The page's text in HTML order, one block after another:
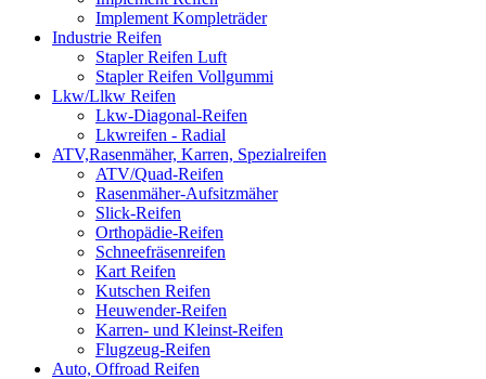
Implement Kompleträder
Industrie Reifen
Stapler Reifen Luft
Stapler Reifen Vollgummi
Lkw/Llkw Reifen
Lkw-Diagonal-Reifen
Lkwreifen - Radial
ATV,Rasenmäher, Karren, Spezialreifen
ATV/Quad-Reifen
Rasenmäher-Aufsitzmäher
Slick-Reifen
Orthopädie-Reifen
Schneefräsenreifen
Kart Reifen
Kutschen Reifen
Heuwender-Reifen
Karren- und Kleinst-Reifen
Flugzeug-Reifen
Auto, Offroad Reifen